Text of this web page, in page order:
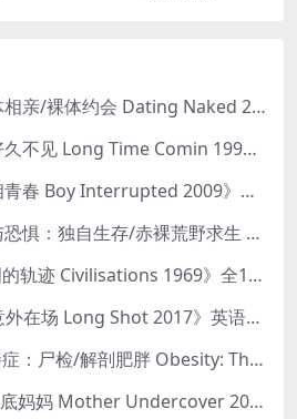
美国纪录片《裸体相亲/裸体约会 Dating Naked 2014-2016》第1-3季全33集 英语中英双字 无水印纯净版 1080P/MKV/85.6G 裸体相亲真人秀
加拿大纪录片《好久不见 Long Time Comin 1993》英语中英双字 官方纯净版 1080P/MKV/1G 女同性艺术家
美国纪录片《双相青春 Boy Interrupted 2009》英语中英双字 官方纯净版 1080P/MKV/1.43G 青少年躁郁症
探索频道《赤裸与恐惧：独自生存/赤裸荒野求生 Naked and Afraid: Solo 2023》第一季全8集 英语中英双字 官方纯净版 高码1080P/MKV/45.4G
BBC纪录片《文明的轨迹 Civilisations 1969》全13集 英语中英双字 高清收藏版 1080P/MKV/64.1G 西方艺术史话
Netflix纪录片《意外在场 Long Shot 2017》英语中字 720P/NKV/1.06GB 美国谋杀误判案件
BBC纪录片《肥胖症：尸检/解剖肥胖 Obesity: The Post Mortem 2016》英语中英双字 无水印纯净版 1080P/MKV/1.03G
HULU纪录片《卧底妈妈 Mother Undercover 2023》全4集 英语中英双字 官方纯净版 1080P/MKV/7.6G 拯救孩子